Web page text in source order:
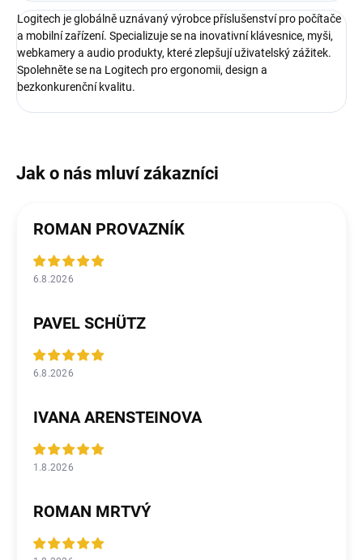
Logitech je globálně uznávaný výrobce příslušenství pro počítače
a mobilní zařízení. Specializuje se na inovativní klávesnice, myši,
webkamery a audio produkty, které zlepšují uživatelský zážitek.
Spolehněte se na Logitech pro ergonomii, design a
bezkonkurenční kvalitu.
ROMAN PROVAZNÍK
6.8.2026
PAVEL SCHÜTZ
6.8.2026
IVANA ARENSTEINOVA
1.8.2026
ROMAN MRTVÝ